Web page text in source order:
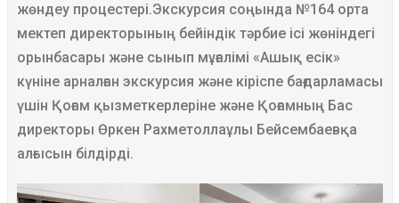
жөндеу процестері.Экскурсия соңында №164 орта
мектеп директорының бейіндік тәрбие ісі жөніндегі
орынбасары және сынып мұғалімі «Ашық есік»
күніне арналған экскурсия және кіріспе бағдарламасы
үшін Қоғам қызметкерлеріне және Қоғамның Бас
директоры Өркен Рахметоллаұлы Бейсембаевқа
алғысын білдірді.